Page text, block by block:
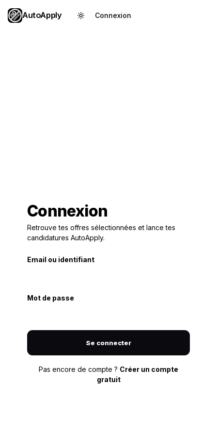
AutoApply Connexion
Connexion
Retrouve tes offres sélectionnées et lance tes
candidatures AutoApply.
Email ou identifiant
Mot de passe
Se connecter
Pas encore de compte ? Créer un compte
gratuit